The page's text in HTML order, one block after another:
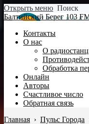
Открыть меню Поиск
Балтийский Берег 103
Контакты
О нас
О
Обработка
Онлайн
Авторы
Счастливое число
Обратная связь
Главная › Пульс Города